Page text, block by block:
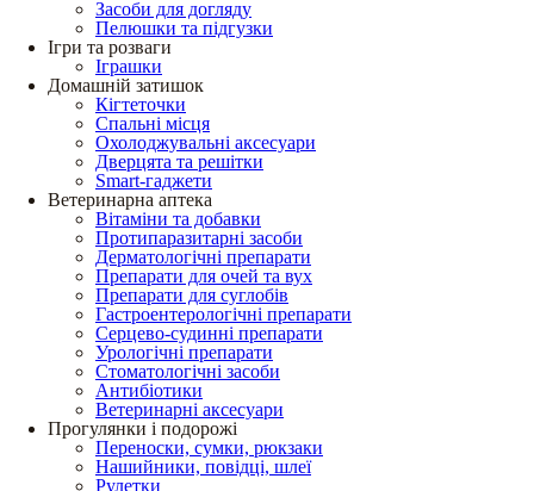
Засоби для догляду
Пелюшки та підгузки
Ігри та розваги
Іграшки
Домашній затишок
Кігтеточки
Спальні місця
Охолоджувальні аксесуари
Дверцята та решітки
Smart-гаджети
Ветеринарна аптека
Вітаміни та добавки
Протипаразитарні засоби
Дерматологічні препарати
Препарати для очей та вух
Препарати для суглобів
Гастроентерологічні препарати
Серцево-судинні препарати
Урологічні препарати
Стоматологічні засоби
Антибіотики
Ветеринарні аксесуари
Прогулянки і подорожі
Переноски, сумки, рюкзаки
Нашийники, повідці, шлеї
Рулетки